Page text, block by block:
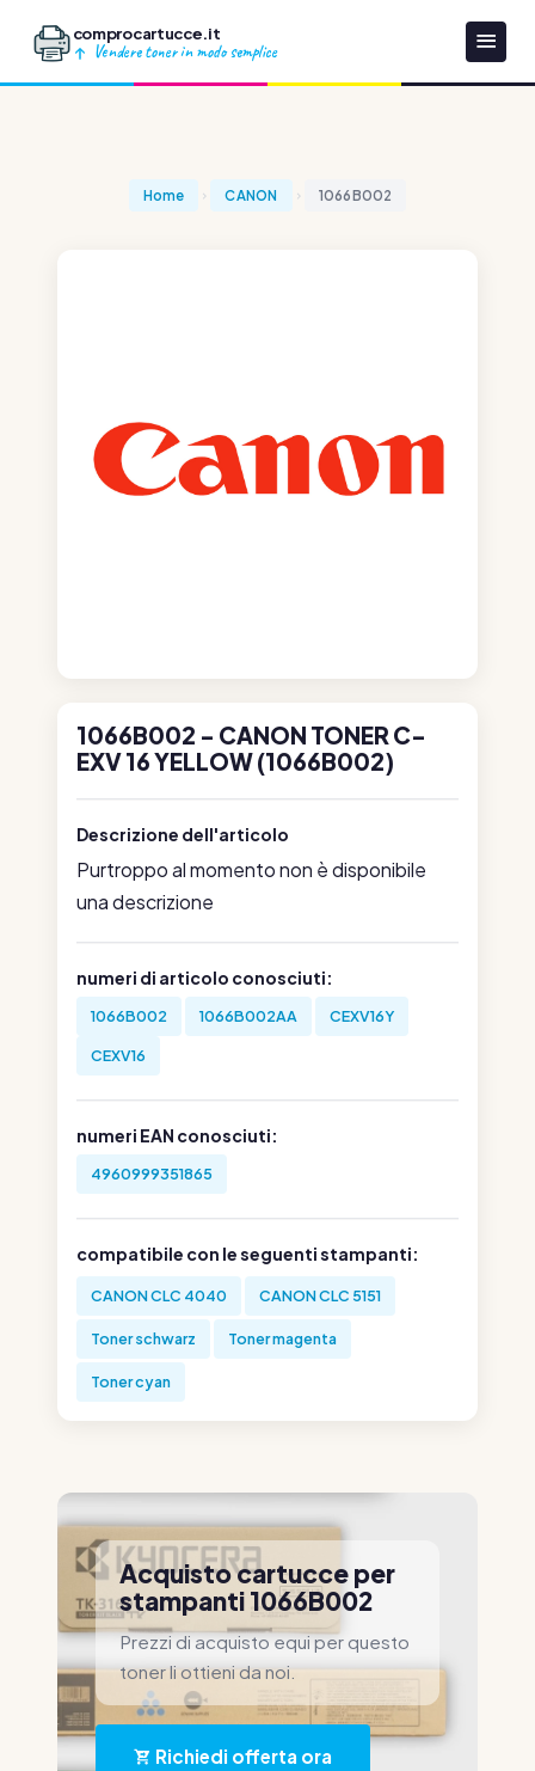
comprocartucce.it
Vendere toner in modo semplice
Home CANON 1066B002
1066B002 - CANON TONER C-
EXV 16 YELLOW (1066B002)
Descrizione dell'articolo
Purtroppo al momento non è disponibile
una descrizione
numeri di articolo conosciuti:
1066B002 1066B002AA CEXV16Y
CEXV16
numeri EAN conosciuti:
4960999351865
compatibile con le seguenti stampanti:
CANON CLC 4040 CANON CLC 5151
Toner schwarz Toner magenta
Toner cyan
Acquisto cartucce per
stampanti 1066B002
Prezzi di acquisto equi per questo
toner li ottieni da noi.
Richiedi offerta ora